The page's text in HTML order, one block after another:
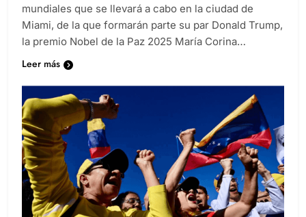
mundiales que se llevará a cabo en la ciudad de
Miami, de la que formarán parte su par Donald Trump,
la premio Nobel de la Paz 2025 María Corina…
Leer más